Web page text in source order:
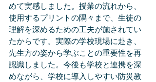
めて実感しました。授業の流れから、
使用するプリントの隅々まで、生徒の
理解を深めるための工夫が施されてい
たからです。実際の学校現場に赴き、
先生方の姿から学ぶことの重要性を再
認識しました。今後も学校と連携を深
めながら、学校に導入しやすい防災教